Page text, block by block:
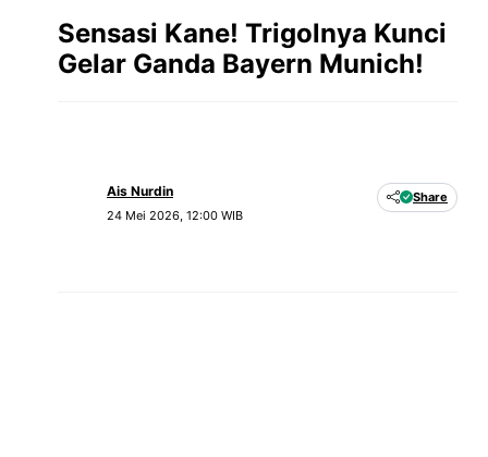
Sensasi Kane! Trigolnya Kunci
Gelar Ganda Bayern Munich!
Ais Nurdin
24 Mei 2026, 12:00 WIB
Share